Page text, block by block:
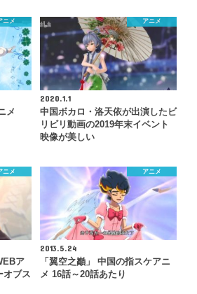
ニメ
メ
アニメ
2020.1.1
中国ボカロ・洛天依が出演したビ
リビリ動画の2019年末イベント
映像が美しい
ニメ
ア
オブス
アニメ
2013.5.24
「翼空之巓」 中国の指スケアニ
メ 16話～20話あたり